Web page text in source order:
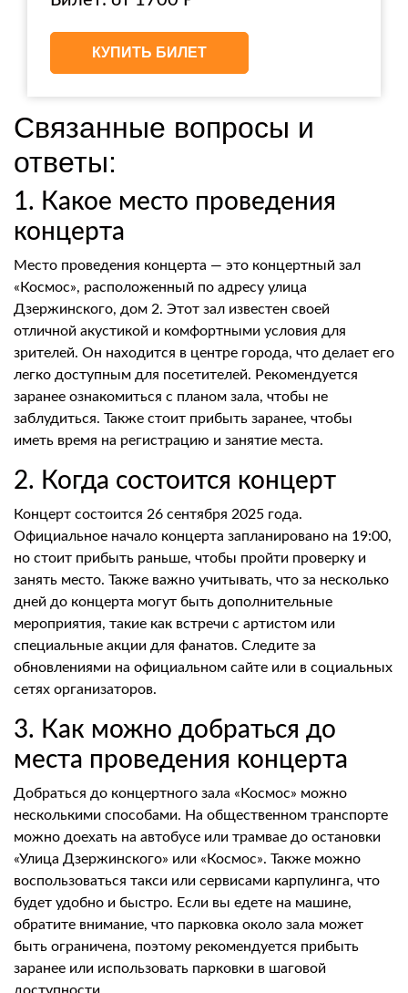
КУПИТЬ БИЛЕТ
Связанные вопросы и
ответы:
1. Какое место проведения
концерта
Место проведения концерта — это концертный зал
«Космос», расположенный по адресу улица
Дзержинского, дом 2. Этот зал известен своей
отличной акустикой и комфортными условия для
зрителей. Он находится в центре города, что делает его
легко доступным для посетителей. Рекомендуется
заранее ознакомиться с планом зала, чтобы не
заблудиться. Также стоит прибыть заранее, чтобы
иметь время на регистрацию и занятие места.
2. Когда состоится концерт
Концерт состоится 26 сентября 2025 года.
Официальное начало концерта запланировано на 19:00,
но стоит прибыть раньше, чтобы пройти проверку и
занять место. Также важно учитывать, что за несколько
дней до концерта могут быть дополнительные
мероприятия, такие как встречи с артистом или
специальные акции для фанатов. Следите за
обновлениями на официальном сайте или в социальных
сетях организаторов.
3. Как можно добраться до
места проведения концерта
Добраться до концертного зала «Космос» можно
несколькими способами. На общественном транспорте
можно доехать на автобусе или трамвае до остановки
«Улица Дзержинского» или «Космос». Также можно
воспользоваться такси или сервисами карпулинга, что
будет удобно и быстро. Если вы едете на машине,
обратите внимание, что парковка около зала может
быть ограничена, поэтому рекомендуется прибыть
заранее или использовать парковки в шаговой